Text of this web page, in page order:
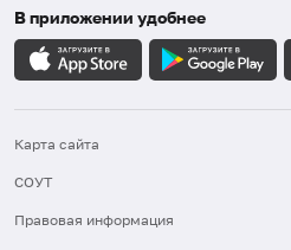
В приложении удобнее
Карта сайта
СОУТ
Правовая информация